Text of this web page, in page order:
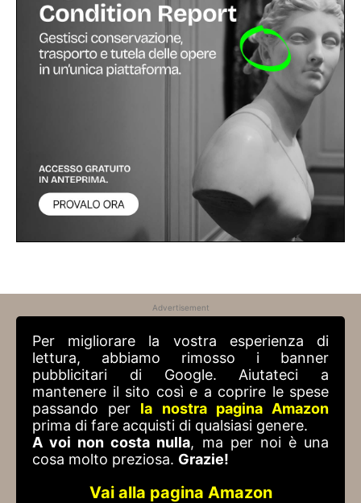
Advertisement
Per migliorare la vostra esperienza di
lettura, abbiamo rimosso i banner
pubblicitari di Google. Aiutateci a
mantenere il sito così e a coprire le spese
passando per la nostra pagina Amazon
prima di fare acquisti di qualsiasi genere.
A voi non costa nulla, ma per noi è una
cosa molto preziosa. Grazie!
Vai alla pagina Amazon